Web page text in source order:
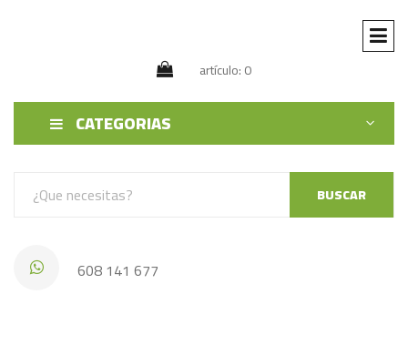
artículo: 0
CATEGORIAS
BUSCAR
608 141 677